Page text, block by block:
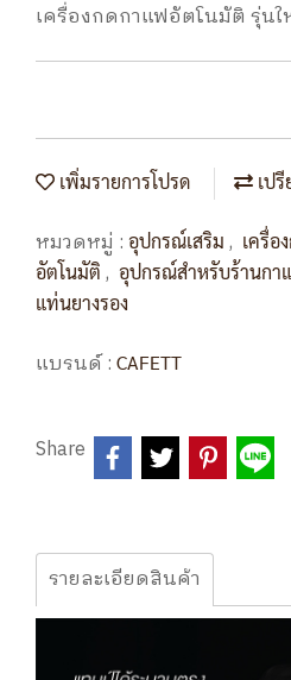
เครื่องกดกาแฟอัตโนมัติ รุ่นใ
เพิ่มรายการโปรด เป
หมวดหมู่ : อุปกรณ์เสริม , เครื่อ
อัตโนมัติ , อุปกรณ์สำหรับร้านกา
แท่นยางรอง
แบรนด์ : CAFETT
Share
รายละเอียดสินค้า